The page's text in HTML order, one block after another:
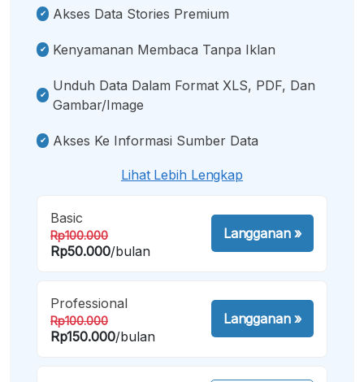
Akses Data Stories Premium
Kenyamanan Membaca Tanpa Iklan
Unduh Data Dalam Format XLS, PDF, Dan
Gambar/image
Akses Ke Informasi Sumber Data
Lihat Lebih Lengkap
Basic
Rp100.000
Rp50.000/bulan
Langganan»
Professional
Rp100.000
Rp150.000/bulan
Langganan»